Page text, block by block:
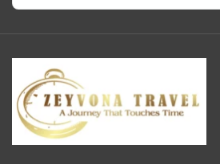
MM
Antalya naar Cappadocië –
Goede rit al met al, hoewel het
beetje oud is.